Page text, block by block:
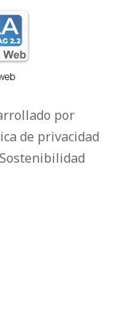
por
de privacidad